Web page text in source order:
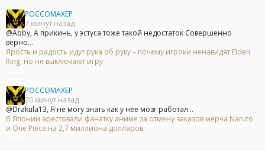
POCCOMAXEP
7 минут назад
@Abby, А прикинь, у эстуса тоже такой недостаток Совершенно
верно...
Ярость и радость идут рука об руку – почему игроки ненавидят Elden
Ring, но не выключают игру
POCCOMAXEP
20 минут назад
@Drakula13, Я не могу знать как у нее мозг работал...
В Японии арестовали фанатку аниме за отмену заказов мерча Naruto
и One Piece на 2,7 миллиона долларов